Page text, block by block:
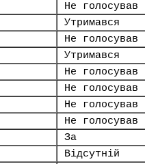
Не голосував
Утримався
Не голосував
Утримався
Не голосував
Не голосував
Не голосував
Не голосував
За
Відсутній